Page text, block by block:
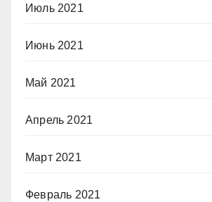
Июль 2021
Июнь 2021
Май 2021
Апрель 2021
Март 2021
Февраль 2021